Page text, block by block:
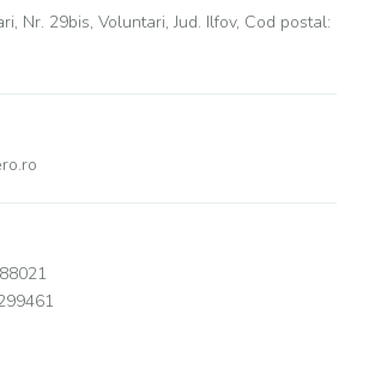
Nr. 29bis, Voluntari, Jud. Ilfov, Cod postal: